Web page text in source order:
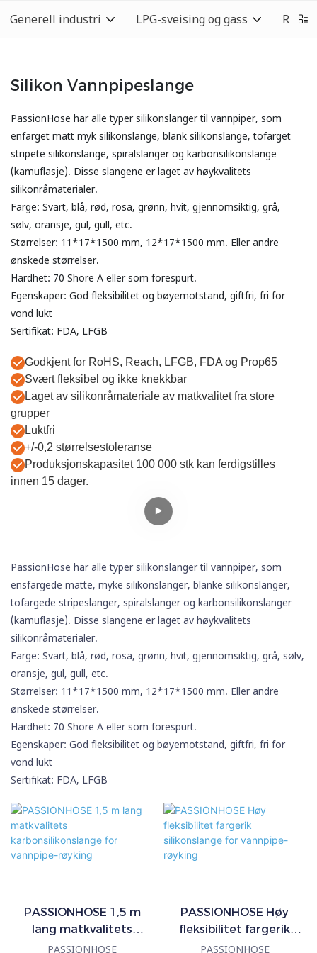
Generell industri LPG-sveising og gass
Silikon Vannpipeslange
PassionHose har alle typer silikonslanger til vannpiper, som
enfarget matt myk silikonslange, blank silikonslange, tofarget
stripete silikonslange, spiralslanger og karbonsilikonslange
(kamuflasje). Disse slangene er laget av høykvalitets
silikonråmaterialer.
Farge: Svart, blå, rød, rosa, grønn, hvit, gjennomsiktig, grå,
sølv, oransje, gul, gull, etc.
Størrelser: 11*17*1500 mm, 12*17*1500 mm. Eller andre
ønskede størrelser.
Hardhet: 70 Shore A eller som forespurt.
Egenskaper: God fleksibilitet og bøyemotstand, giftfri, fri for
vond lukt
Sertifikat: FDA, LFGB
Godkjent for RoHS, Reach, LFGB, FDA og Prop65
Svært fleksibel og ikke knekkbar
Laget av silikonråmateriale av matkvalitet fra store
grupper
Luktfri
+/-0,2 størrelsestoleranse
Produksjonskapasitet 100 000 stk kan ferdigstilles
innen 15 dager.
PassionHose har alle typersilikonslangertil vannpiper, som
ensfargede matte, myke silikonslanger, blanke silikonslanger,
tofargede stripeslanger, spiralslanger og karbonsilikonslanger
(kamuflasje). Disse slangene er laget av høykvalitets
silikonråmaterialer.
Farge: Svart, blå, rød, rosa, grønn, hvit, gjennomsiktig, grå, sølv,
oransje, gul, gull, etc.
Størrelser: 11*17*1500 mm, 12*17*1500 mm. Eller andre
ønskede størrelser.
Hardhet: 70 Shore A eller som forespurt.
Egenskaper: God fleksibilitet og bøyemotstand, giftfri, fri for
vond lukt
Sertifikat: FDA, LFGB
PASSIONHOSE 1,5 m
lang matkvalitets
karbonsilikonslange for
PASSIONHOSE
PASSIONHOSE Høy
fleksibilitet fargerik
silikonslange for
PASSIONHOSE